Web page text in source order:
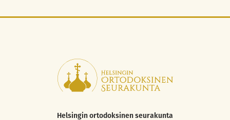
Helsingin ortodoksinen seurakunta